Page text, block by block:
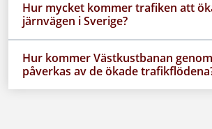
Hur mycket kommer trafiken att
järnvägen i Sverige?
Hur kommer Västkustbanan
påverkas av de ökade